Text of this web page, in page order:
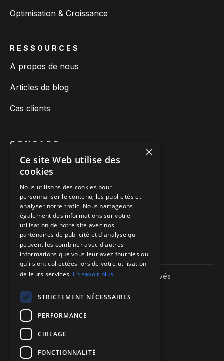
Optimisation & Croissance
RESSOURCES
A propos de nous
Articles de blog
Cas clients
CONTACT
Prendre rendez-vous
Nous appeler
Nous écrire
Itinéraire vers nos bureaux
Copyright ©2026| We-R. | Tous droits réservés
Politique de confidentialité
Sitemap
×
Ce site Web utilise des
cookies
Nous utilisons des cookies pour
personnaliser le contenu, les publicités et
analyser notre trafic. Nous partageons
également des informations sur votre
utilisation de notre site avec nos
partenaires de publicité et d'analyse qui
peuvent les combiner avec d'autres
informations que vous leur avez fournies ou
qu'ils ont collectées lors de votre utilisation
de leurs services. En savoir plus
STRICTEMENT NÉCESSAIRES
PERFORMANCE
CIBLAGE
FONCTIONNALITÉ